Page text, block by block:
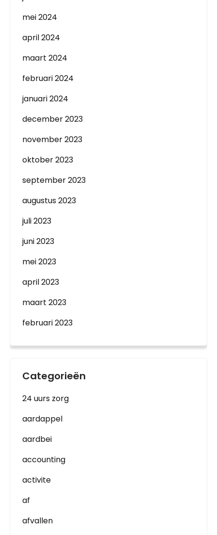
mei 2024
april 2024
maart 2024
februari 2024
januari 2024
december 2023
november 2023
oktober 2023
september 2023
augustus 2023
juli 2023
juni 2023
mei 2023
april 2023
maart 2023
februari 2023
Categorieën
24 uurs zorg
aardappel
aardbei
accounting
activite
af
afvallen